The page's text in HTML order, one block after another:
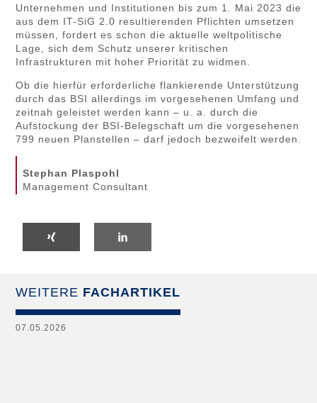
Unternehmen und Institutionen bis zum 1. Mai 2023 die
aus dem IT-SiG 2.0 resultierenden Pflichten umsetzen
müssen, fordert es schon die aktuelle weltpolitische
Lage, sich dem Schutz unserer kritischen
Infrastrukturen mit hoher Priorität zu widmen.
Ob die hierfür erforderliche flankierende Unterstützung
durch das BSI allerdings im vorgesehenen Umfang und
zeitnah geleistet werden kann – u. a. durch die
Aufstockung der BSI-Belegschaft um die vorgesehenen
799 neuen Planstellen – darf jedoch bezweifelt werden.
Stephan Plaspohl
Management Consultant
WEITERE FACHARTIKEL
07.05.2026